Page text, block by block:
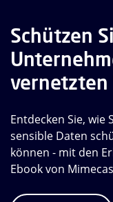
Schützen
vernetzten
Entdecken Sie,
sensible Daten
können - mit den
Ebook von